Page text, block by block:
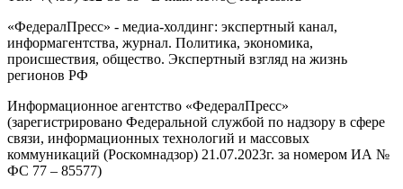
«ФедералПресс» - медиа-холдинг: экспертный канал,
информагентства, журнал. Политика, экономика,
происшествия, общество. Экспертный взгляд на жизнь
регионов РФ
Информационное агентство «ФедералПресс»
(зарегистрировано Федеральной службой по надзору в сфере
связи, информационных технологий и массовых
коммуникаций (Роскомнадзор) 21.07.2023г. за номером ИА №
ФС 77 – 85577)